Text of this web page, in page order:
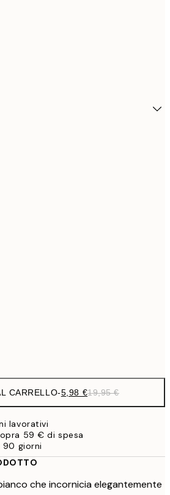
CARRELLO-5,98 €19,95 €
lavorativi
59 € di spesa
giorni
che incornicia elegantemente